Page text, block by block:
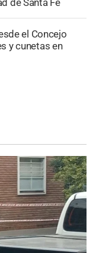
de Santa Fe
el Concejo
y cunetas en